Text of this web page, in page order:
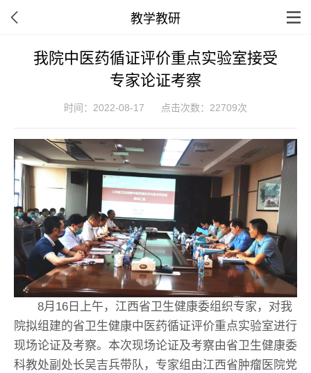
教学教研
我院中医药循证评价重点实验室接受
专家论证考察
时间：2022-08-17 点击次数：22709次
8月16日上午，江西省卫生健康委组织专家，对我
院拟组建的省卫生健康中医药循证评价重点实验室进行
现场论证及考察。本次现场论证及考察由省卫生健康委
科教处副处长吴吉兵带队，专家组由江西省肿瘤医院党